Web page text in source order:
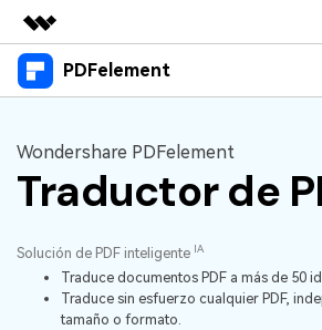
Productos destacados
Utilidades
Soluciones
Quiénes somos
Tienda
PDFelement
Escritorio
PDFelement para Mac
Aplicación móvil
Características
Leer PDF
Anotar PDF
Chat con PDF
Recursos
Wondershare PDFelement
Traductor de
Solución de PDF inteligente IA
Traduce documentos PDF a más de 50
Traduce sin esfuerzo cualquier PDF,
tamaño o formato.